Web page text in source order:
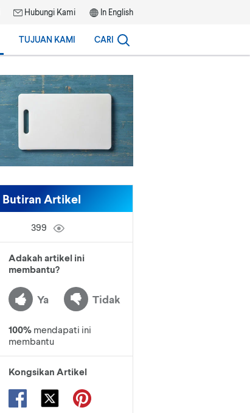
Hubungi Kami In English
TUJUAN KAMI CARI
Butiran Artikel
399
Adakah artikel ini
membantu?
Ya Tidak
100% mendapati ini
membantu
Kongsikan Artikel